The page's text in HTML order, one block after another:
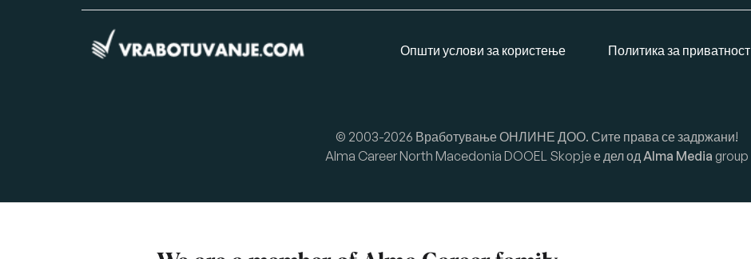
Општи услови за користење Политика за приватност
© 2003-2026 Вработување ОНЛИНЕ ДОО. Сите права се задржани!
Alma Career North Macedonia DOOEL Skopje е дел одAlma Media group